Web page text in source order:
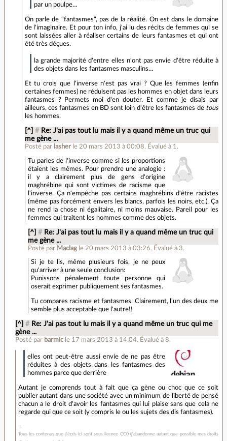
par un poulpe…
On parle de "fantasmes", pas de la réalité. On est dans le domaine
de l'imaginaire. Et pour ton info, j'ai lu des récits de femmes qui se
sont laissées aller à réaliser certains de leurs fantasmes et qui ont
été très déçues.
la grande majorité d'entre elles n'ont pas envie d'être réduite à
des objets dans les fantasmes masculins…
Et tu crois que l'inverse n'est pas vrai ? Que les femmes (enfin
certaines femmes) ne réduisent pas les hommes en objet dans leurs
fantasmes ? Permets moi d'en douter. Et comme je disais par
ailleurs, ces fantasmes en BD sont loin d'être les fantasmes de tous
les hommes.
[^] # Re: J'ai pas tout lu mais il y a quand même un truc qui
me gène ...
Posté par lasher le 20 mars 2013 à 00:08. Évalué à 1 .
Tu parles de l'inverse comme si les proportions
étaient les mêmes. Pour prendre une analogie :
il y a clairement plus de gens d'origine
maghrébine qui sont victimes de racisme que
l'inverse. Ça n'empêche pas certains maghrébins d'être racistes
(même pas forcément envers les blancs, parfois les noirs, etc.). Ça
ne rend la chose ni égalitaire, ni moins mauvaise. Pareil pour les
femmes qui traitent les hommes comme des objets.
[^] # Re: J'ai pas tout lu mais il y a quand même un truc qui
me gène ...
Posté par Maclag le 20 mars 2013 à 03:26. Évalué à 3.
Si je te lis, même plusieurs fois, je ne peux
qu'arriver à une seule conclusion:
Punissons pénalement toute personne qui
oserait exprimer publiquement ses fantasmes.
Tu compares racisme et fantasmes. Clairement, l'un des deux me
semble plus acceptable que l'autre!!
[^] # Re: J'ai pas tout lu mais il y a quand même un truc qui me
gène ...
Posté par barmic le 17 mars 2013 à 14:04. Évalué à 8.
elles ont peut-être aussi envie de ne pas être
réduites à des objets dans les fantasmes des
hommes parce que derrière
Autant je comprends tout à fait que ça gène ou choc que ce soit
publier autant dans une société avec un minimum de liberté de pensé
chacun a le droit d'avoir les fantasmes qui lui plaise sans que cela ne
regarde qui que ce soit (y compris le ou les sujets des dis fantasmes).
Tous les contenus que j'écris ici sont sous licence CC0 (j'abandonne autant que possible mes droits